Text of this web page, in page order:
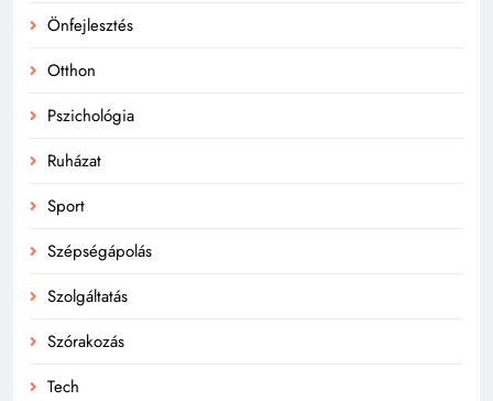
Önfejlesztés
Otthon
Pszichológia
Ruházat
Sport
Szépségápolás
Szolgáltatás
Szórakozás
Tech